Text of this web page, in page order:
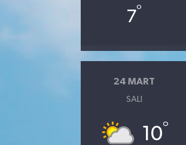
7°
24 MART
SALI
10°